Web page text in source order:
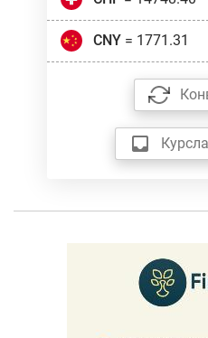
CNY= 1771.31